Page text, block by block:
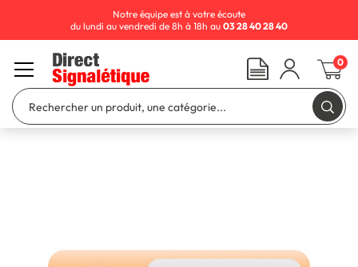
Notre équipe est à votre écoute
du lundi au vendredi de 8h à 18h au 03 28 40 28 40
0